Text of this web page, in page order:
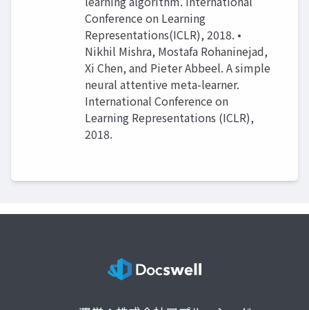
Conference on Learning
Representations(ICLR), 2018. •
Nikhil Mishra, Mostafa Rohaninejad,
Xi Chen, and Pieter Abbeel. A simple
neural attentive meta-learner.
International Conference on
Learning Representations (ICLR),
2018.